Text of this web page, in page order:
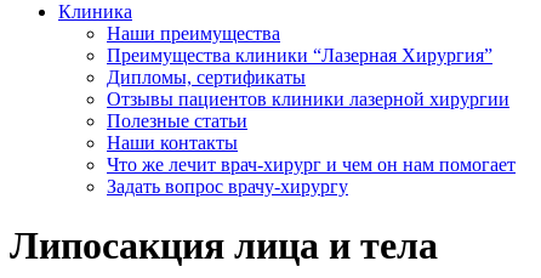
Клиника
Наши преимущества
Преимущества клиники “Лазерная Хирургия”
Дипломы, сертификаты
Отзывы пациентов клиники лазерной хирургии
Полезные статьи
Наши контакты
Что же лечит врач-хирург и чем он нам помогает
Задать вопрос врачу-хирургу
Липосакция лица и тела